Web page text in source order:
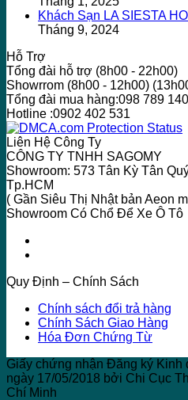
Khách Sạn LA SIESTA
Tháng 9, 2024
Hỗ Trợ
Tổng đài hỗ trợ (8h00 - 22h00)
Showrrom (8h00 - 12h00)
Tổng đài mua hàng:098 789
Hotline :0902 402 531
Liên Hệ Công Ty
CÔNG TY TNHH SAGOMY
Showroom: 573 Tân Kỳ Tân
Tp.HCM
( Gần Siêu Thị Nhật bản Aeon
Showroom Có Chổ Để Xe Ô Tô
Quy Định – Chính Sách
Chính sách đổi trả hàng
Chính Sách Giao Hàng
Hóa Đơn Chứng Từ
Giấy chứng nhận Đăng ký Kinh
ngày 17/05/2018 bởi Chi Cục
Chí Minh